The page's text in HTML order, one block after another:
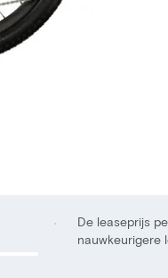
De leaseprijs
nauwkeurigere